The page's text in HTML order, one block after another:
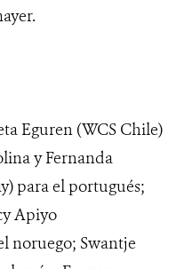
Eguren (WCS Chile)
y Fernanda
para el portugués;
Apiyo
noruego; Swantje